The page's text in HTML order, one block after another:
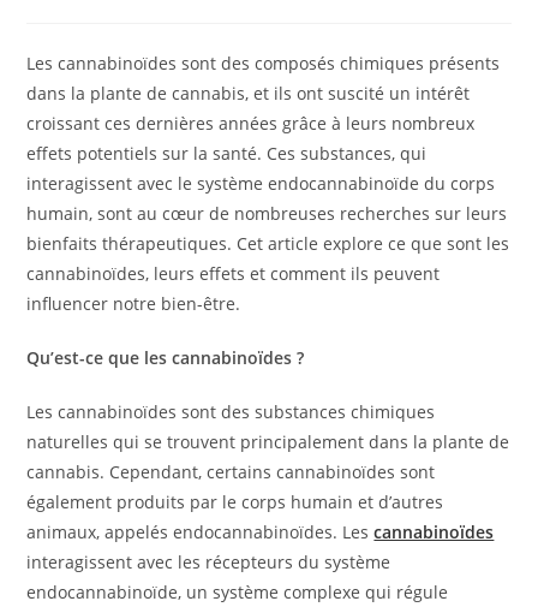
Les cannabinoïdes sont des composés chimiques présents
dans la plante de cannabis, et ils ont suscité un intérêt
croissant ces dernières années grâce à leurs nombreux
effets potentiels sur la santé. Ces substances, qui
interagissent avec le système endocannabinoïde du corps
humain, sont au cœur de nombreuses recherches sur leurs
bienfaits thérapeutiques. Cet article explore ce que sont les
cannabinoïdes, leurs effets et comment ils peuvent
influencer notre bien-être.
Qu’est-ce que les cannabinoïdes ?
Les cannabinoïdes sont des substances chimiques
naturelles qui se trouvent principalement dans la plante de
cannabis. Cependant, certains cannabinoïdes sont
également produits par le corps humain et d’autres
animaux, appelés endocannabinoïdes. Lescannabinoïdes
interagissent avec les récepteurs du système
endocannabinoïde, un système complexe qui régule